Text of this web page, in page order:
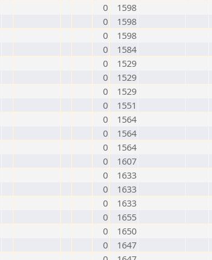
0
1598
0
1598
0
1598
0
1584
0
1529
0
1529
0
1529
0
1551
0
1564
0
1564
0
1564
0
1607
0
1633
0
1633
0
1633
0
1655
0
1650
0
1647